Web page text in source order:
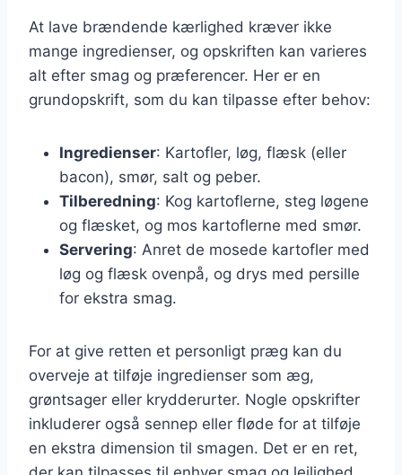
At lave brændende kærlighed kræver ikke
mange ingredienser, og opskriften kan varieres
alt efter smag og præferencer. Her er en
grundopskrift, som du kan tilpasse efter behov:
Ingredienser: Kartofler, løg, flæsk (eller
bacon), smør, salt og peber.
Tilberedning: Kog kartoflerne, steg løgene
og flæsket, og mos kartoflerne med smør.
Servering: Anret de mosede kartofler med
løg og flæsk ovenpå, og drys med persille
for ekstra smag.
For at give retten et personligt præg kan du
overveje at tilføje ingredienser som æg,
grøntsager eller krydderurter. Nogle opskrifter
inkluderer også sennep eller fløde for at tilføje
en ekstra dimension til smagen. Det er en ret,